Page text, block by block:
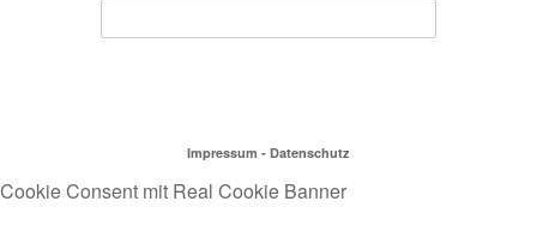
Impressum - Datenschutz
Cookie Consent mit Real Cookie Banner